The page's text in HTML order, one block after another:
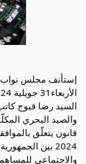
إستأنف مجلس نواب
السيد رضا قبوج كاتب
والصيد البحري
2024 بين
والاجتماعي